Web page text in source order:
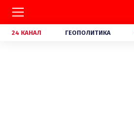
24 КАНАЛ ГЕОПОЛИТИКА